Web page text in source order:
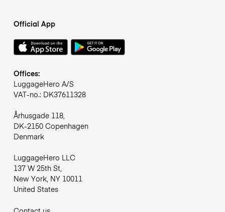
Official App
Offices:
LuggageHero A/S
VAT-no.: DK37611328
Århusgade 118,
DK-2150 Copenhagen
Denmark
LuggageHero LLC
137 W 25th St,
New York, NY 10011
United States